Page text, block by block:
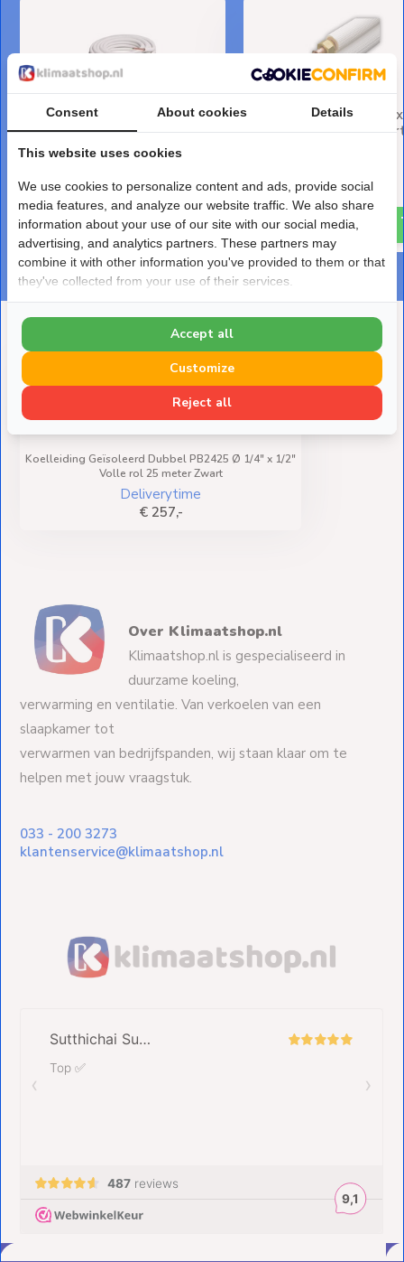
Koelleiding Geïsoleerd Enkel
S225 1/4" Volle rol 25 meter
Deliverytime
€ 97,-
Airco Leidingset 1/4"
Geïsoleerd met
Deliverytime
€ 49,-
Deze heb je eerder bekeken
Koelleiding Geïsoleerd Dubbel PB2425 Ø 1/4" x 1/2"
Volle rol 25 meter Zwart
Deliverytime
€ 257,-
Over Klimaatshop.nl
Klimaatshop.nl is gespecialiseerd in
duurzame koeling,
verwarming en ventilatie. Van verkoelen van een
slaapkamer tot
verwarmen van bedrijfspanden, wij staan klaar om te
helpen met jouw vraagstuk.
033 - 200 3273
klantenservice@klimaatshop.nl
Consent About cookies Details
This website uses cookies
We use cookies to personalize content and ads, provide social
media features, and analyze our website traffic. We also share
information about your use of our site with our social media,
advertising, and analytics partners. These partners may
combine it with other information you've provided to them or that
they've collected from your use of their services.
Reject all
Customize
Accept all